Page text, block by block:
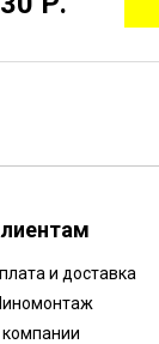
и доставка